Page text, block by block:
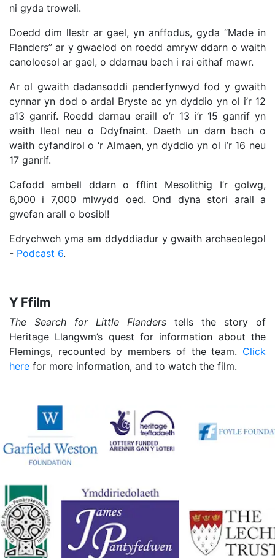
ni gyda troweli.
Doedd dim llestr ar gael, yn anffodus, gyda “Made in
Flanders” ar y gwaelod on roedd amryw ddarn o waith
canoloesol ar gael, o ddarnau bach i rai eithaf mawr.
Ar ol gwaith dadansoddi penderfynwyd fod y gwaith
cynnar yn dod o ardal Bryste ac yn dyddio yn ol i’r 12
a13 ganrif. Roedd darnau eraill o’r 13 i’r 15 ganrif yn
waith lleol neu o Ddyfnaint. Daeth un darn bach o
waith cyfandirol o ‘r Almaen, yn dyddio yn ol i’r 16 neu
17 ganrif.
Cafodd ambell ddarn o fflint Mesolithig I’r golwg,
6,000 i 7,000 mlwydd oed. Ond dyna stori arall a
gwefan arall o bosib!!
Edrychwch yma am ddyddiadur y gwaith archaeolegol
- Podcast 6.
Y Ffilm
The Search for Little Flanders tells the story of
Heritage Llangwm’s quest for information about the
Flemings, recounted by members of the team. Click
here for more information, and to watch the film.